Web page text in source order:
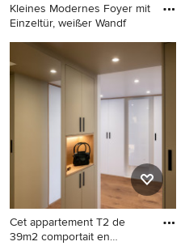
Kleines Modernes Foyer mit
Einzeltür, weißer Wandf
Kleines Modernes Foyer mit
Einzeltür, weißer Wandfarbe,
Porzellan-Bodenfliesen,
brauner Haustür und
braunem Boden in Venedig
Cet appartement T2 de
39m2 comportait en